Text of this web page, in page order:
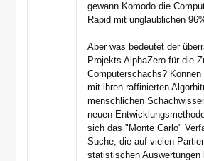
gewann Komodo die
Rapid mit unglaublichen
Aber was bedeutet der
Projekts AlphaZero für die
Computerschachs?
mit ihren raffinierten
menschlichen
neuen
sich das "Monte Carlo"
Suche, die auf vielen
statistischen Auswertungen